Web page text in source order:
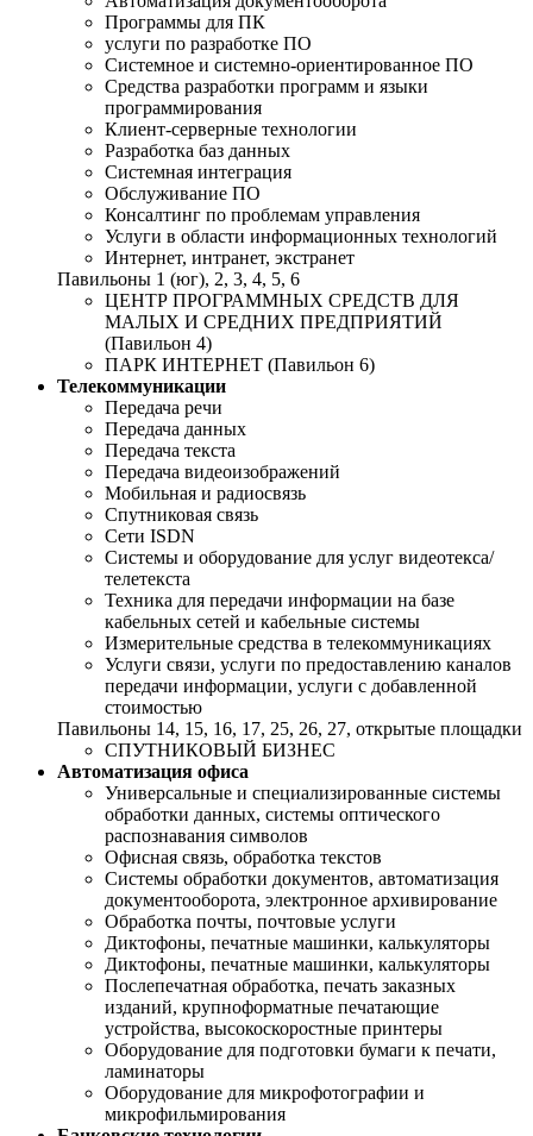
Программы для ПК
услуги по разработке ПО
Системное и системно-ориентированное ПО
Средства разработки программ и языки
программирования
Клиент-серверные технологии
Разработка баз данных
Системная интеграция
Обслуживание ПО
Консалтинг по проблемам управления
Услуги в области информационных технологий
Интернет, интранет, экстранет
Павильоны 1 (юг), 2, 3, 4, 5, 6
ЦЕНТР ПРОГРАММНЫХ СРЕДСТВ ДЛЯ
МАЛЫХ И СРЕДНИХ ПРЕДПРИЯТИЙ
(Павильон 4)
ПАРК ИНТЕРНЕТ (Павильон 6)
Телекоммуникации
Передача речи
Передача данных
Передача текста
Передача видеоизображений
Мобильная и радиосвязь
Спутниковая связь
Сети ISDN
Системы и оборудование для услуг видеотекса/
телетекста
Техника для передачи информации на базе
кабельных сетей и кабельные системы
Измерительные средства в телекоммуникациях
Услуги связи, услуги по предоставлению каналов
передачи информации, услуги с добавленной
стоимостью
Павильоны 14, 15, 16, 17, 25, 26, 27, открытые площадки
СПУТНИКОВЫЙ БИЗНЕС
Автоматизация офиса
Универсальные и специализированные системы
обработки данных, системы оптического
распознавания символов
Офисная связь, обработка текстов
Системы обработки документов, автоматизация
документооборота, электронное архивирование
Обработка почты, почтовые услуги
Диктофоны, печатные машинки, калькуляторы
Диктофоны, печатные машинки, калькуляторы
Послепечатная обработка, печать заказных
изданий, крупноформатные печатающие
устройства, высокоскоростные принтеры
Оборудование для подготовки бумаги к печати,
ламинаторы
Оборудование для микрофотографии и
микрофильмирования